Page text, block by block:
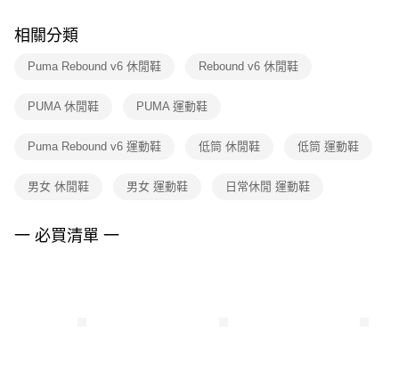
※ 交易是否成功請以「AFTEE先享後付 」之結帳頁面顯示為準，若有關於
是否繳費成功／繳費後需取消欲退款等相關疑問，請聯繫「AFTEE先享後付
客戶支援中心」https://netprotections.freshdesk.com/support/home
１．透過由恩沛科技股份有限公司提供之「AFTEE先享後付」服務完成之交
權轉讓予恩沛科技股份有限公司。
３．未成年的使用者請事先徵得法定代理人或監護人之同意方可使用
４．使用「AFTEE先享後付」時，將依據個別帳號之用戶狀況，依本公司即
相關分類
Puma Rebound v6 休閒鞋 Rebound v6 休閒鞋
PUMA 休閒鞋 PUMA 運動鞋
Puma Rebound v6 運動鞋 低筒 休閒鞋 低筒 運動鞋
男女 休閒鞋 男女 運動鞋 日常休閒 運動鞋
一 必買清單 一